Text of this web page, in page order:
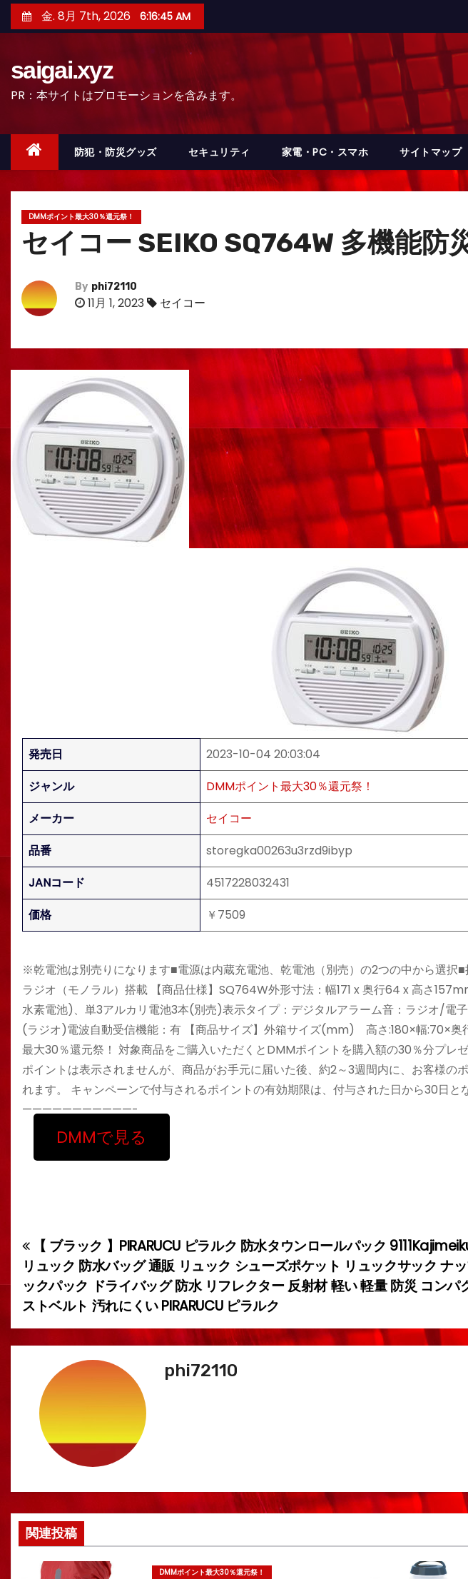
ン
ッ
金. 8月 7th, 2026 6:16:46 AM
saigai.xyz
PR：本サイトはプロモーションを含みます。
防犯・防災グッズ セキュリティ 家電・PC・スマホ サイトマップ
DMMポイント最大30％還元祭！
セイコー SEIKO SQ764W 多機能防
By phi72110
11月 1, 2023 セイコー
発売日
2023-10-04 20:03:04
ジャンル
DMMポイント最大30％還元祭！
メーカー
セイコー
品番
storegka00263u3rzd9ibyp
JANコード
4517228032431
価格
￥7509
※乾電池は別売りになります■電源は内蔵充電池、乾電池（別売）の2つの中から選
ラジオ（モノラル）搭載 【商品仕様】SQ764W外形寸法：幅171 x 奥行64 x 高さ
水素電池)、単3アルカリ電池3本(別売)表示タイプ：デジタルアラーム音：ラジオ/電
(ラジオ)電波自動受信機能：有 【商品サイズ】外箱サイズ(mm) 高さ:180×幅
最大30％還元祭！ 対象商品をご購入いただくとDMMポイントを購入額の30％分プレ
ポイントは表示されませんが、商品がお手元に届いた後、約2～3週間内に、お客様の
れます。 キャンペーンで付与されるポイントの有効期限は、付与された日から30日と
———————————-
DMMで見る
投
稿
ナ
ビ
ー
シ
ン
【 ブラック 】PIRARUCU ピラルク 防水タウンロールパック
リュック 防水バッグ 通販 リュック シューズポケット リュックサック ナ
ックパック ドライバッグ 防水 リフレクター 反射材 軽い 軽量 防災 コンパ
ストベルト 汚れにくい PIRARUCU ピラルク
phi72110
関連投稿
DMMポイント最大30％還元祭！